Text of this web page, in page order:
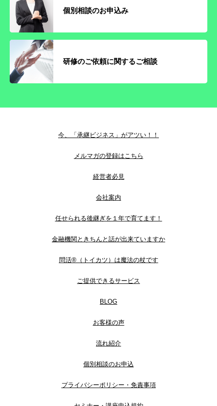
個別相談のお申込み
研修のご依頼に関するご相談
今、「承継ビジネス」がアツい！！
メルマガの登録はこちら
経営者必見
会社案内
任せられる後継ぎを１年で育てます！
金融機関ときちんと話が出来ていますか
問活®（トイカツ）は魔法の杖です
ご提供できるサービス
BLOG
お客様の声
流れ紹介
個別相談のお申込
プライバシーポリシー・免責事項